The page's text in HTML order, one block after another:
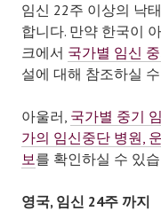
임신 22주 이상의 낙
합니다. 만약 한국이
크에서 국가별 임신
설에 대해 참조하실
아울러, 국가별 중기
가의 임신중단 병원,
보를 확인하실 수 있
영국, 임신 24주 까지